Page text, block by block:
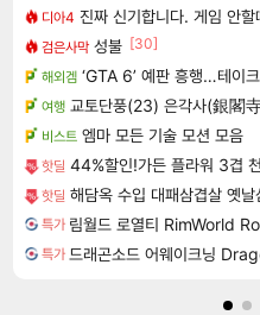
디아4 진짜 신기합니다. 게임 안할
검은사막 성불 [30]
해외겜 ‘GTA 6’ 예판 흥행…테이
여행 교토단풍(23) 은각사(銀閣
비스트 엠마 모든 기술 모션 모음
핫딜 44%할인!가든 플라워 3겹 천
핫딜 해담옥 수입 대패삼겹살 옛
특가 림월드 로열티 RimWorld
특가